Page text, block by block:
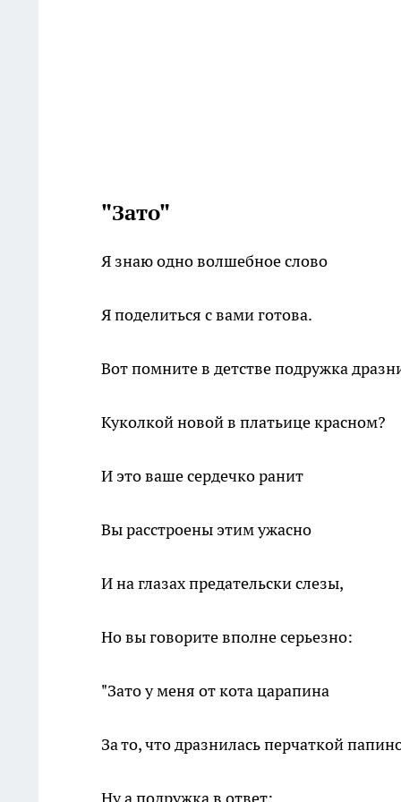
"Зато"
Я знаю одно волшебное слово
Я поделиться с вами готова.
Вот помните в детстве подружка
Куколкой новой в платьице красном?
И это ваше сердечко ранит
Вы расстроены этим ужасно
И на глазах предательски слезы,
Но вы говорите вполне серьезно:
"Зато у меня от кота царапина
За то, что дразнилась перчаткой